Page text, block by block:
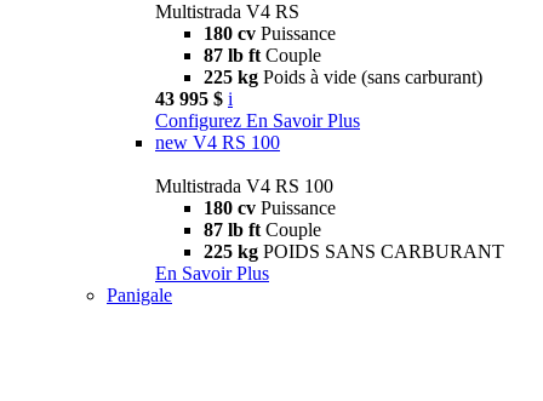
Multistrada V4 RS
180 cv Puissance
87 lb ft Couple
225 kg Poids à vide (sans carburant)
43 995 $ i
Configurez En Savoir Plus
new V4 RS 100
Multistrada V4 RS 100
180 cv Puissance
87 lb ft Couple
225 kg POIDS SANS CARBURANT
En Savoir Plus
Panigale